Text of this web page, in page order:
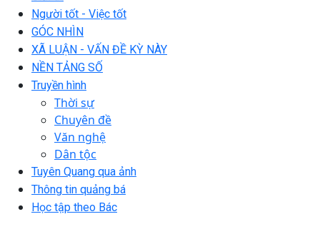
Người tốt - Việc tốt
GÓC NHÌN
XÃ LUẬN - VẤN ĐỀ KỲ NÀY
NỀN TẢNG SỐ
Truyền hình
Thời sự
Chuyên đề
Văn nghệ
Dân tộc
Tuyên Quang qua ảnh
Thông tin quảng bá
Học tập theo Bác